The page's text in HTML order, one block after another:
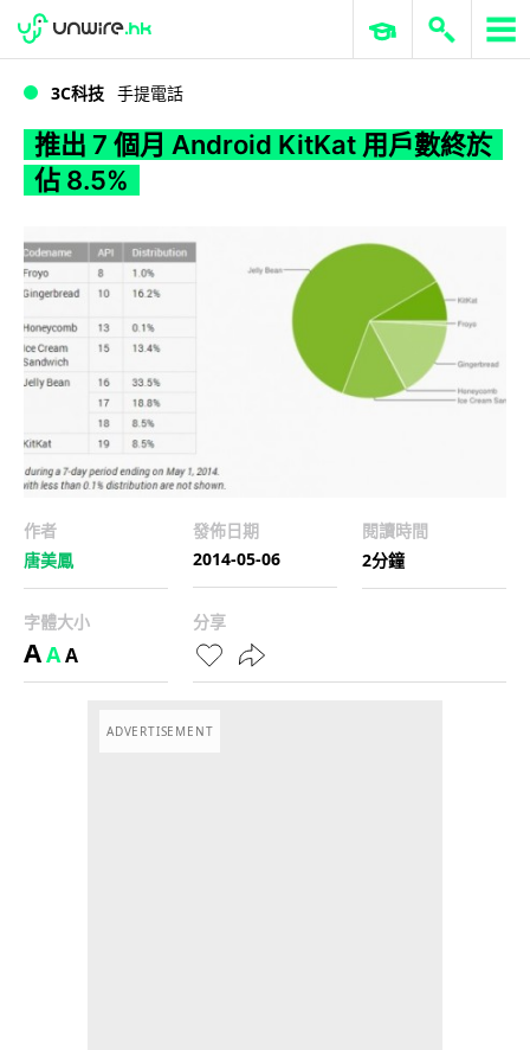
WWDC 2026 ERP 與商業 AI
3C科技 手提電話
推出 7 個月 Android KitKat 用戶數終於
佔 8.5%
作者
唐美鳳
發佈日期
2014-05-06
閱讀時間
2分鐘
字體大小
AAA
分享
ADVERTISEMENT